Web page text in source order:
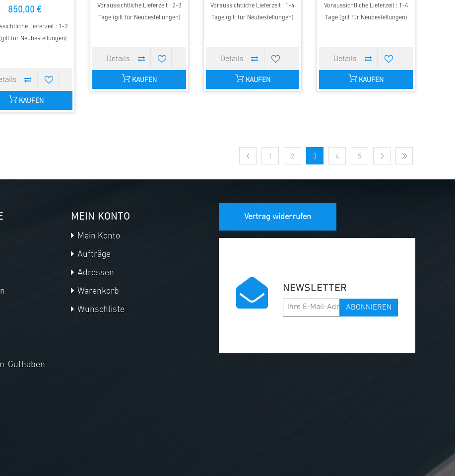
850,00 €
Lieferzeit : 1-2
für Neubestellungen)
KAUFEN
Voraussichtliche Lieferzeit : 2-3
Tage (gilt für Neubestellungen)
KAUFEN
Voraussichtliche Lieferzeit : 1-4
Tage (gilt für Neubestellungen)
KAUFEN
Voraussichtliche Lieferzeit : 1-4
Tage (gilt für Neubestellungen)
KAUFEN
1 2 3 4 5
Guthaben
MEIN KONTO
Mein Konto
Aufträge
Adressen
Warenkorb
Wunschliste
Vertrag widerrufen
NEWSLETTER
ABONNIEREN